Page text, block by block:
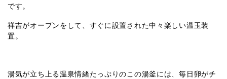
です。
祥吉がオープンをして、すぐに設置された中々楽しい温玉装
置。
湯気が立ち上る温泉情緒たっぷりのこの湯釜には、毎日卵がチ